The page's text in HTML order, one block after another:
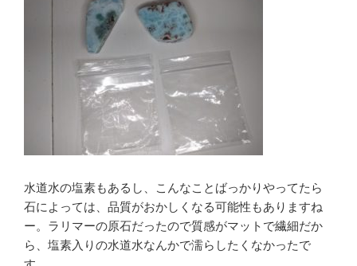
水道水の塩素もあるし、こんなことばっかりやってたら
石によっては、品質がおかしくなる可能性もありますね
ー。ラリマーの原石だったので質感がマットで繊細だか
ら、塩素入りの水道水なんかで濡らしたくなかったで